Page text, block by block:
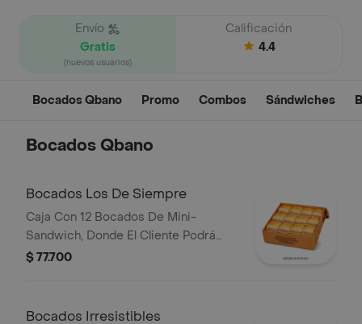
Envío
Gratis
(nuevos usuarios)
Calificación
4.4
Bocados Qbano Promo Combos Sándwiches
Bocados Qbano
Bocados Los De Siempre
Caja Con 12 Bocados De Mini-
Sandwich, Donde El Cliente Podrá
Escoger 3 Sabores Entre Cualquiera
BBQ).
$ 77.700
Bocados Irresistibles